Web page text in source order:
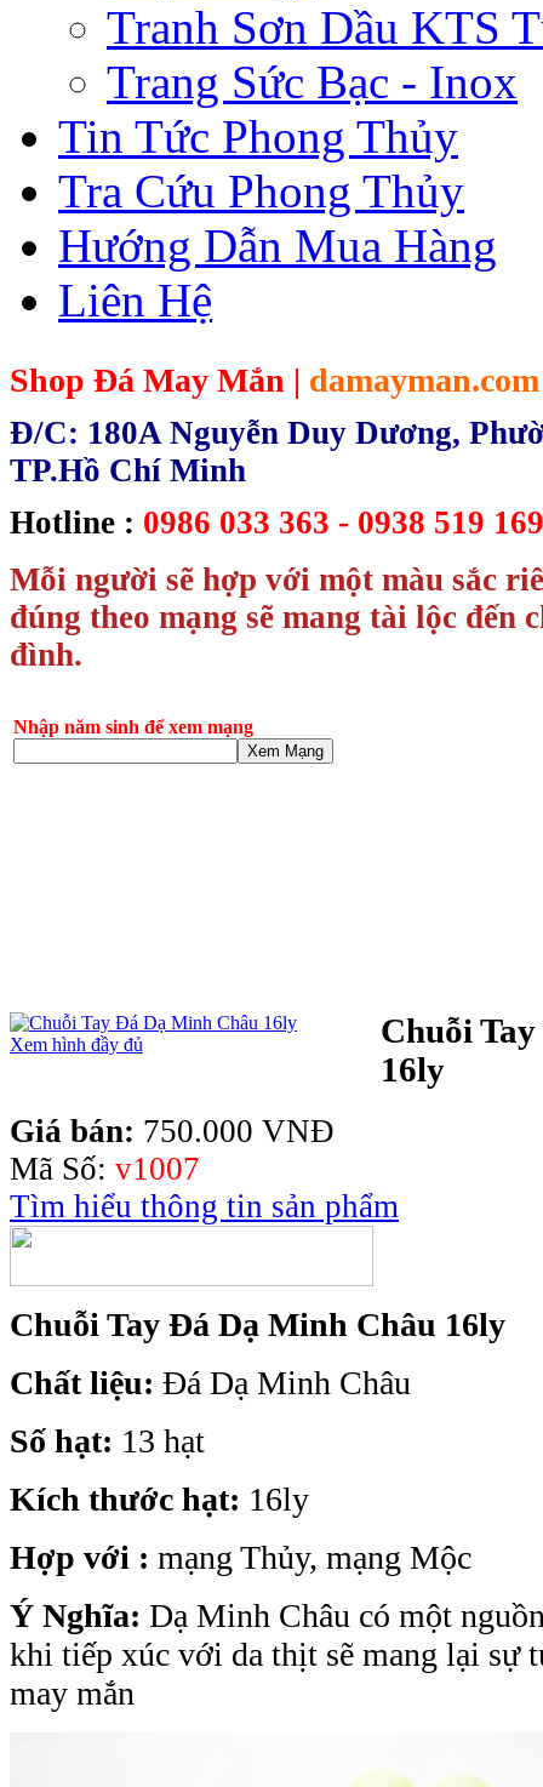
Tranh Sơn Dầu KTS
Trang Sức Bạc - Inox
Tin Tức Phong Thủy
Tra Cứu Phong Thủy
Hướng Dẫn Mua Hàng
Liên Hệ
Shop Đá May Mắn | damayman.com
Đ/C: 180A Nguyễn Duy Dương,
TP.Hồ Chí Minh
Hotline : 0986 033 363 - 0938 519
Mỗi người sẽ hợp với một màu sắc
đúng theo mạng sẽ mang tài lộc đến
đình.
Nhập năm sinh để xem mạng
Xem Mạng
Xem hình đầy đủ
Chuỗi
16ly
Giá bán: 750.000 VNĐ
Mã Số: v1007
Tìm hiểu thông tin sản phẩm
Chuỗi Tay Đá Dạ Minh Châu 16ly
Chất liệu: Đá Dạ Minh Châu
Số hạt: 13 hạt
Kích thước hạt: 16ly
Hợp với : mạng Thủy, mạng Mộc
Ý Nghĩa: Dạ Minh Châu có một
khi tiếp xúc với da thịt sẽ mang lại sự
may mắn